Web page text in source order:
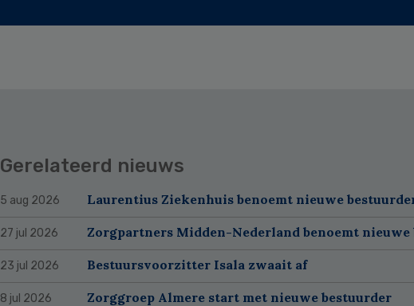
Gerelateerd nieuws
5 aug 2026 Laurentius Ziekenhuis benoemt nieuwe
27 jul 2026 Zorgpartners Midden-Nederland benoemt nieuwe
23 jul 2026 Bestuursvoorzitter Isala zwaait af
8 jul 2026 Zorggroep Almere start met nieuwe bestuurder